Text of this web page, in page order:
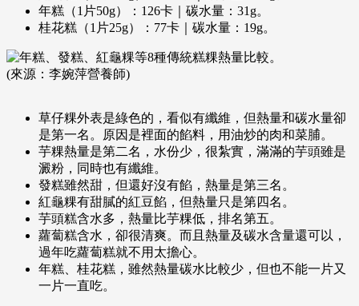
年糕（1片50g）：126卡｜碳水量：31g。
桂花糕（1片25g）：77卡｜碳水量：19g。
(來源：李婉萍營養師)
草仔粿外表是綠色的，看似有纖維，但熱量和碳水量卻
是第一名。原因是裡面的餡料，用油炒的肉和菜脯。
芋粿熱量是第二名，水份少，很紮實，滿滿的芋頭雖是
澱粉，同時也有纖維。
發糕雖然甜，但還好沒有餡，熱量是第三名。
紅龜粿有甜膩的紅豆餡，但熱量只是第四名。
芋頭糕含水多，熱量比芋粿低，排名第五。
蘿蔔糕含水，卻很清爽。而且熱量及碳水含量還可以，
過年吃蘿蔔糕就不用太擔心。
年糕、桂花糕，雖然熱量碳水比較少，但也不能一片又
一片一直吃。